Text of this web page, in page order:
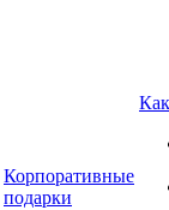
Корпоративные
подарки